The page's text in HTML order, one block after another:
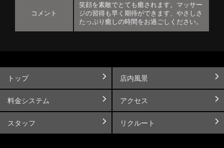
コメント
笑顔を素敵でとても癒されます。マッサー
ジの習得も早く期待ができます、やさしさ
たっぷり癒しの時間をお過ごしください。
トップ 店内風景
料金システム アクセス
スタッフ リクルート